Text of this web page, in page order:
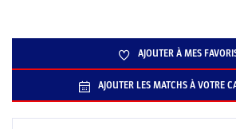
AJOUTER À MES
AJOUTER LES MATCHS À VOTRE